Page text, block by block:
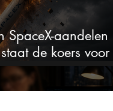
aandelen
de koers voor